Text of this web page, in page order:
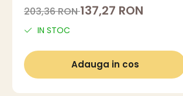
203,36 RON137,27 RON
IN STOC
Adauga in cos